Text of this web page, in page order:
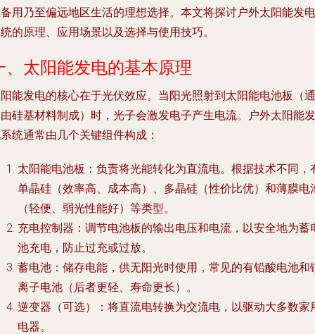
用乃至偏远地区生活的理想选择。本文将探讨户外太阳能发电
的原理、应用场景以及选择与使用技巧。
、太阳能发电的基本原理
能发电的核心在于光伏效应。当阳光照射到太阳能电池板（通
硅基材料制成）时，光子会激发电子产生电流。户外太阳能发
统通常由几个关键组件构成：
太阳能电池板 ：负责将光能转化为直流电。根据技术不同，
单晶硅（效率高、成本高）、多晶硅（性价比优）和薄膜电
（轻便、弱光性能好）等类型。
充电控制器 ：调节电池板的输出电压和电流，以安全地为蓄
池充电，防止过充或过放。
蓄电池 ：储存电能，供无阳光时使用，常见的有铅酸电池和
离子电池（后者更轻、寿命更长）。
逆变器 （可选）：将直流电转换为交流电，以驱动大多数家
电器。